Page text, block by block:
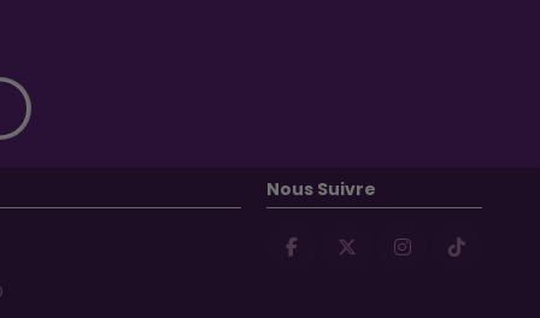
Nous Suivre